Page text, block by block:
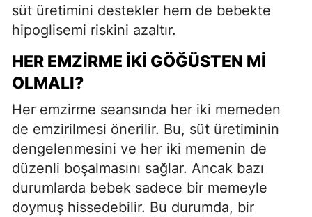
süt üretimini destekler hem de bebekte
hipoglisemi riskini azaltır.
HER EMZIRME İKI GÖĞÜSTEN MI
OLMALI?
Her emzirme seansında her iki memeden
de emzirilmesi önerilir. Bu, süt üretiminin
dengelenmesini ve her iki memenin de
düzenli boşalmasını sağlar. Ancak bazı
durumlarda bebek sadece bir memeyle
doymuş hissedebilir. Bu durumda, bir